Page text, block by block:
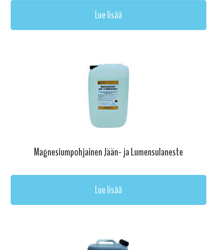
Lue lisää
Magnesiumpohjainen Jään- ja Lumensulaneste
Lue lisää